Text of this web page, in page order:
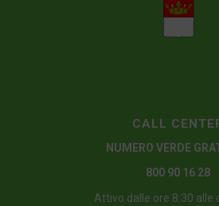
CALL
NUMERO VERDE
800 90 16 28
Attivo dalle ore 8:30 alle